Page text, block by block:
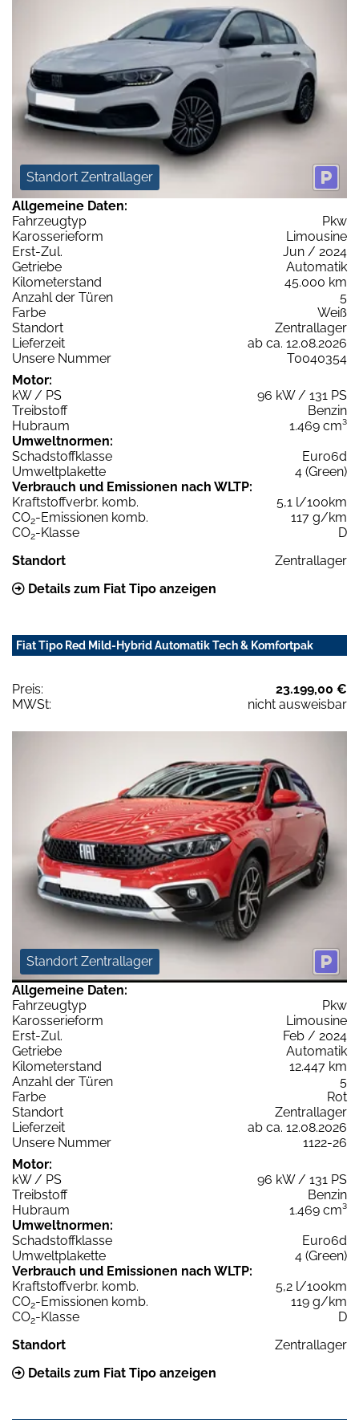
Standort Zentrallager
Allgemeine Daten:
Fahrzeugtyp
Pkw
Karosserieform
Limousine
Erst-Zul.
Jun / 2024
Getriebe
Automatik
Kilometerstand
45.000 km
Anzahl der Türen
5
Farbe
Weiß
Standort
Zentrallager
Lieferzeit
ab ca. 12.08.2026
Unsere Nummer
T0040354
Motor:
kW / PS
96 kW / 131 PS
Treibstoff
Benzin
Hubraum
1.469 cm³
Umweltnormen:
Schadstoffklasse
Euro6d
Umweltplakette
4 (Green)
Verbrauch und Emissionen nach WLTP:
Kraftstoffverbr. komb.
5,1 l/100km
CO2-Emissionen komb.
117 g/km
CO2-Klasse
D
Standort
Zentrallager
Details zum Fiat Tipo anzeigen
Fiat Tipo Red Mild-Hybrid Automatik Tech & Komfortpak
Preis:
23.199,00 €
MWSt:
nicht ausweisbar
Standort Zentrallager
Allgemeine Daten:
Fahrzeugtyp
Pkw
Karosserieform
Limousine
Erst-Zul.
Feb / 2024
Getriebe
Automatik
Kilometerstand
12.447 km
Anzahl der Türen
5
Farbe
Rot
Standort
Zentrallager
Lieferzeit
ab ca. 12.08.2026
Unsere Nummer
1122-26
Motor:
kW / PS
96 kW / 131 PS
Treibstoff
Benzin
Hubraum
1.469 cm³
Umweltnormen:
Schadstoffklasse
Euro6d
Umweltplakette
4 (Green)
Verbrauch und Emissionen nach WLTP:
Kraftstoffverbr. komb.
5,2 l/100km
CO2-Emissionen komb.
119 g/km
CO2-Klasse
D
Standort
Zentrallager
Details zum Fiat Tipo anzeigen